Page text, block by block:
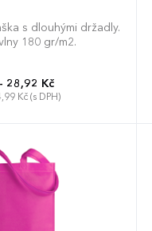
s dlouhými držadly.
180 gr/m2.
28,92 Kč
Kč (s DPH)